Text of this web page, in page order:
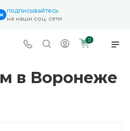
подписывайтесь
на наши соц. сети
0
в Воронеже